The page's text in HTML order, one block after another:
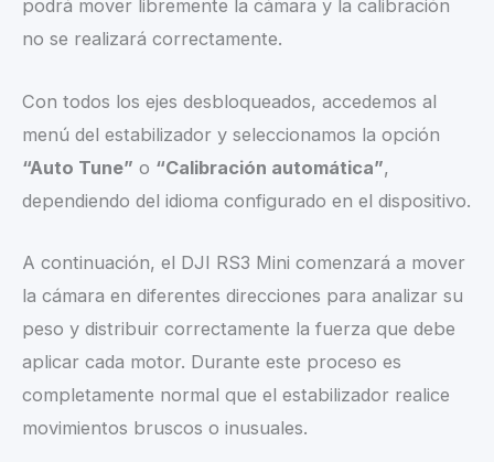
podrá mover libremente la cámara y la calibración
no se realizará correctamente.
Con todos los ejes desbloqueados, accedemos al
menú del estabilizador y seleccionamos la opción
“Auto Tune” o “Calibración automática”,
dependiendo del idioma configurado en el dispositivo.
A continuación, el DJI RS3 Mini comenzará a mover
la cámara en diferentes direcciones para analizar su
peso y distribuir correctamente la fuerza que debe
aplicar cada motor. Durante este proceso es
completamente normal que el estabilizador realice
movimientos bruscos o inusuales.